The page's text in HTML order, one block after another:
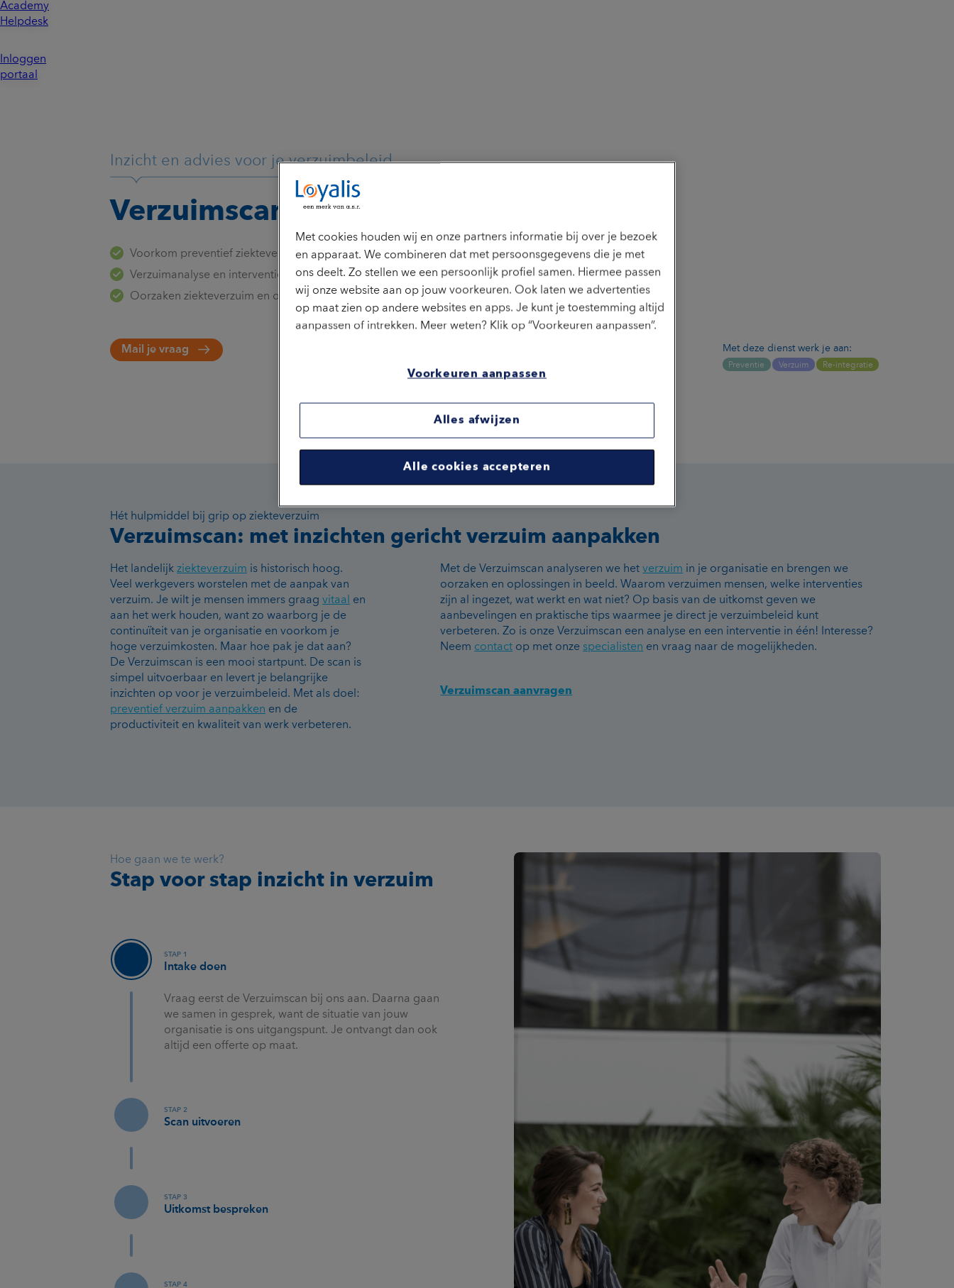
Academy
Helpdesk
Inloggen
portaal
Inzicht en advies voor je verzuimbeleid
Verzuimscan
Voorkom preventief ziekteverzuim en hoge verzuimkosten
Verzuimanalyse en interventie in één
Oorzaken ziekteverzuim en oplossingen in beeld gebracht
Mail je vraag Met deze dienst werk je aan:
Preventie Verzuim Re-integratie
Hét hulpmiddel bij grip op ziekteverzuim
Verzuimscan: met inzichten gericht verzuim aanpakken
Het landelijkziekteverzuim is historisch hoog.
Veel werkgevers worstelen met de aanpak van
verzuim. Je wilt je mensen immers graagvitaal
en
aan het werk houden, want zo waarborg je de
continuïteit van je organisatie en voorkom je
hoge verzuimkosten. Maar hoe pak je dat aan?
De Verzuimscan is een mooi startpunt. De scan is
simpel uitvoerbaar en levert je belangrijke
inzichten op voor je verzuimbeleid. Met als doel:
preventief verzuim aanpakken en de
productiviteit en kwaliteit van werk verbeteren.
Met de Verzuimscan analyseren we hetverzuim in je organisatie en brengen we
oorzaken en oplossingen in beeld. Waarom verzuimen mensen, welke interventies
zijn al ingezet, wat werkt en wat niet? Op basis van de uitkomst geven we
aanbevelingen en praktische tips waarmee je direct je verzuimbeleid kunt
verbeteren. Zo is onze Verzuimscan een analyse en een interventie in één! Interesse?
Neem contact op met onze specialisten en vraag naar de mogelijkheden.
Verzuimscan aanvragen
Hoe gaan we te werk?
Stap voor stap inzicht in verzuim
STAP 1
Intake doen
Vraag eerst de Verzuimscan bij ons aan. Daarna gaan
we samen in gesprek, want de situatie van jouw
organisatie is ons uitgangspunt. Je ontvangt dan ook
altijd een offerte op maat.
STAP 2
Scan uitvoeren
STAP 3
Uitkomst bespreken
STAP 4
Met cookies houden wij en onze partners informatie bij over je bezoek
en apparaat. We combineren dat met persoonsgegevens die je met
ons deelt. Zo stellen we een persoonlijk profiel samen. Hiermee passen
wij onze website aan op jouw voorkeuren. Ook laten we advertenties
op maat zien op andere websites en apps. Je kunt je toestemming altijd
aanpassen of intrekken. Meer weten? Klik op “Voorkeuren aanpassen”.
Voorkeuren aanpassen
Alles afwijzen
Alle cookies accepteren